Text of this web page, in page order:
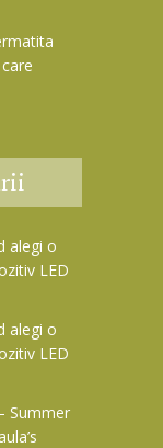
alegi o
LED
alegi o
LED
Summer